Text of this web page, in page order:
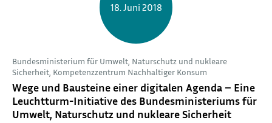
18. Juni 2018
Bundesministerium für Umwelt, Naturschutz und nukleare
Sicherheit, Kompetenzzentrum Nachhaltiger Konsum
Wege und Bausteine einer digitalen Agenda – Eine
Leuchtturm-Initiative des Bundesministeriums für
Umwelt, Naturschutz und nukleare Sicherheit